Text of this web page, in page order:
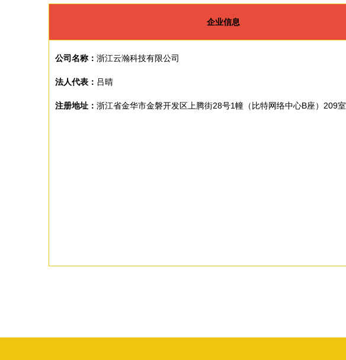
企业信息
公司名称： 浙江云瀚科技有限公司
法人代表： 吕晴
注册地址： 浙江省金华市金磐开发区上腾街28号1幢（比特网络中心B座）209室